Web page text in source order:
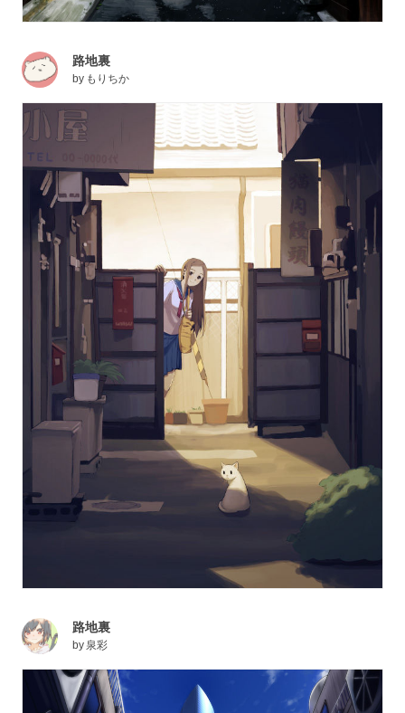
路地裏
by もりちか
路地裏
by 泉彩